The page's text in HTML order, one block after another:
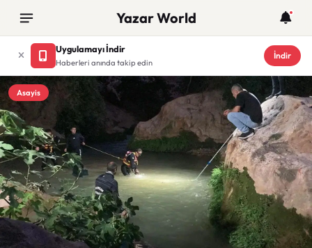
Yazar World
Uygulamayı İndir
Haberleri anında takip edin
İndir
Asayis